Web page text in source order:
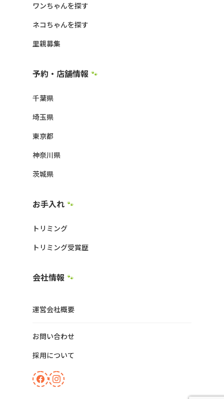
ワンちゃんを探す
ネコちゃんを探す
里親募集
予約・店舗情報 🐾
千葉県
埼玉県
東京都
神奈川県
茨城県
お手入れ 🐾
トリミング
トリミング受賞歴
会社情報 🐾
運営会社概要
お問い合わせ
採用について